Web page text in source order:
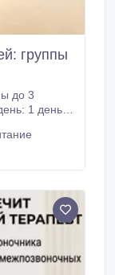
группы
до 3